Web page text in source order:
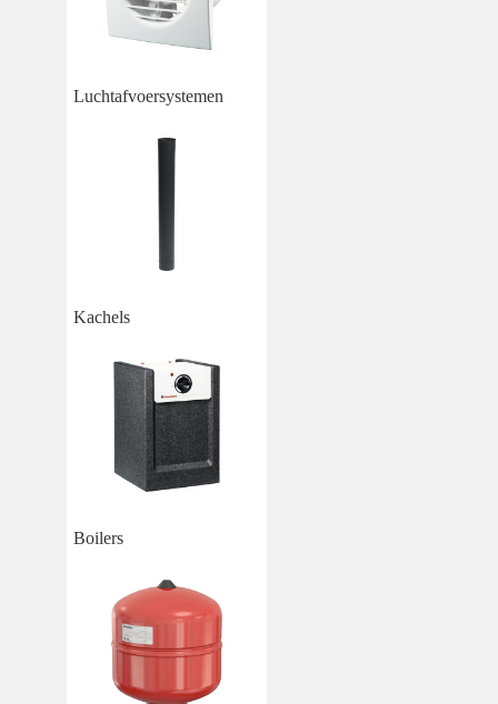
Luchtafvoersystemen
Kachels
Boilers